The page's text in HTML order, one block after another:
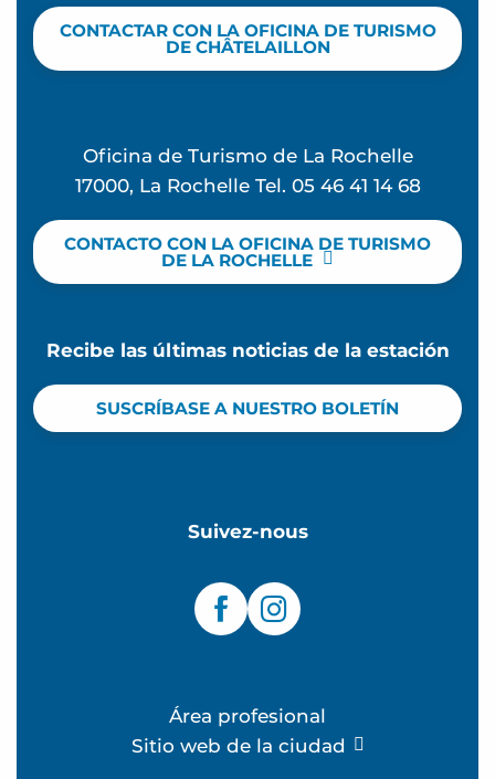
CONTACTAR CON LA OFICINA DE TURISMO
DE CHÂTELAILLON
Oficina de Turismo de La Rochelle
17000, La Rochelle Tel. 05 46 41 14 68
CONTACTO CON LA OFICINA DE TURISMO
DE LA ROCHELLE
Recibe las últimas noticias de la estación
SUSCRÍBASE A NUESTRO BOLETÍN
Suivez-nous
Área profesional
Sitio web de la ciudad